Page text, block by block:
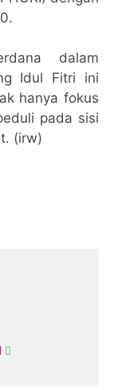
dalam
Idul Fitri ini
hanya fokus
pada sisi
(irw)